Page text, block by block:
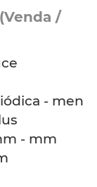
(Venda /
-
- mm